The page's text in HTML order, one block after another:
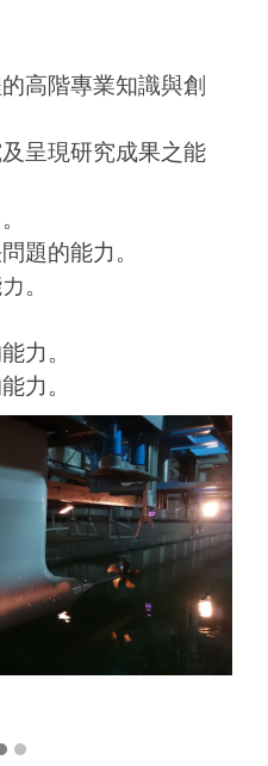
高階專業知識與創
呈現研究成果之能
。
問題的能力。
力。
能力。
力。